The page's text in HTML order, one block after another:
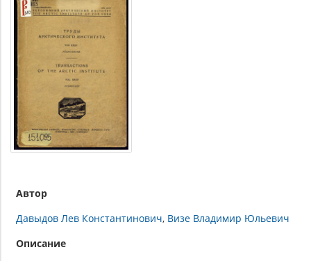
Автор
Давыдов Лев Константинович Визе Владимир Юльевич
Описание